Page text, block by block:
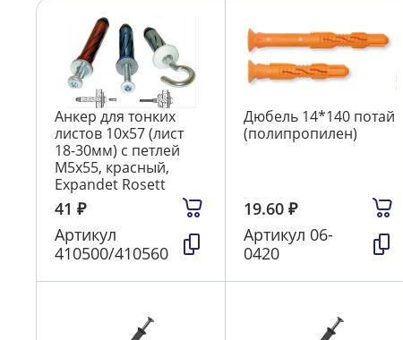
Анкер для тонких
листов 10х57 (лист
18-30мм) с петлей
М5х55, красный,
Expandet Rosett
41 ₽
Артикул
410500/410560
Дюбель 14*140 потай
(полипропилен)
19.60₽
Артикул 06-
0420